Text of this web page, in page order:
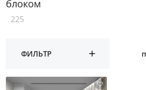
блоком
225
ФИЛЬТР